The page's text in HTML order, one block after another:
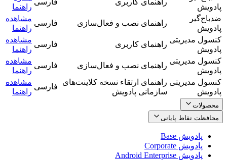
پادویش
راهنما
ضدباج‌گیر
پادویش
راهنمای نصب و فعال‌سازی فارسی
مشاهده
راهنما
کنسول مدیریتی
پادویش
راهنمای کاربری فارسی
مشاهده
راهنما
کنسول مدیریتی
پادویش
راهنمای نصب و فعال‌سازی فارسی
مشاهده
راهنما
کنسول مدیریتی
پادویش
راهنمای ارتقاء نسخه کلاینت‌های
سازمانی پادویش
فارسی
مشاهده
راهنما
محصولات
محافظت نقاط پایانی
پادویش Base
پادویش Corporate
پادویش Android Enterprise